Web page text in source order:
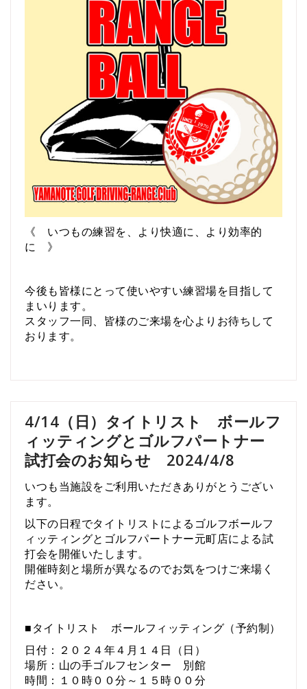
《 いつもの練習を、 より快適に、 より効率的
に 》
今後も皆様にとって使いやすい練習場を目指して
まいり ます。
スタッフ一同、 皆様のご来場を心より お待ち して
おり ます。
4/14（日）タイトリスト ボールフ
ィッティングとゴルフパートナー
試打会のお知らせ 2024/4/8
いつも当施設をご利用いただきありがとうござい
ます。
以下の日程でタイトリストによるゴルフボールフ
ィッティングとゴルフパートナー元町店による試
打会を開催いたします。
開催時刻と場所が異なるのでお気をつけご来場く
ださい。
■タイトリスト ボールフィッティング（予約制）
日付：２０２４年４月１４日（日）
場所：山の手ゴルフセンター 別館
時間：１０時００分～１５時００分